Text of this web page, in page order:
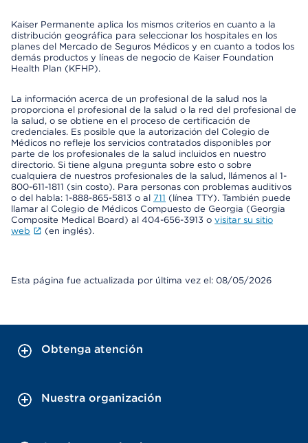
Kaiser Permanente aplica los mismos criterios en cuanto a la
distribución geográfica para seleccionar los hospitales en los
planes del Mercado de Seguros Médicos y en cuanto a todos los
demás productos y líneas de negocio de Kaiser Foundation
Health Plan (KFHP).
La información acerca de un profesional de la salud nos la
proporciona el profesional de la salud o la red del profesional de
la salud, o se obtiene en el proceso de certificación de
credenciales. Es posible que la autorización del Colegio de
Médicos no refleje los servicios contratados disponibles por
parte de los profesionales de la salud incluidos en nuestro
directorio. Si tiene alguna pregunta sobre esto o sobre
cualquiera de nuestros profesionales de la salud, llámenos al 1-
800-611-1811 (sin costo). Para personas con problemas auditivos
o del habla: 1-888-865-5813 o al 711 (línea TTY). También puede
llamar al Colegio de Médicos Compuesto de Georgia (Georgia
Composite Medical Board) al 404-656-3913 o visitar su sitio
web
(en inglés).
Esta página fue actualizada por última vez el: 08/05/2026
Obtenga atención
Nuestra organización